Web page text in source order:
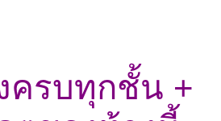
ครบทุกชั้น +